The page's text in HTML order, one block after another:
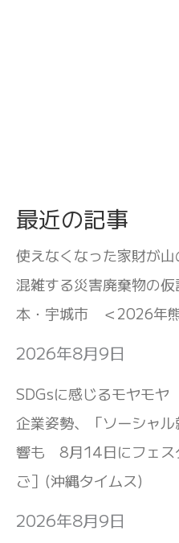
最近の記事
使えなくなった家財が
混雑する災害廃棄物の
本・宇城市 ＜2026年
2026年8月9日
SDGsに感じるモヤモ
企業姿勢、「ソーシャ
響も 8月14日にフェス
ご］(沖縄タイムス)
2026年8月9日